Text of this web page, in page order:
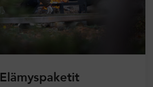
Elämyspaketit